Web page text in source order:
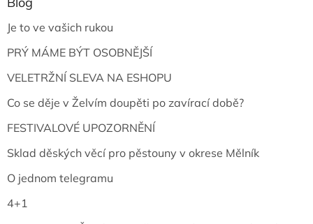
Je to ve vašich rukou
PRÝ MÁME BÝT OSOBNĚJŠÍ
VELETRŽNÍ SLEVA NA ESHOPU
Co se děje v Želvím doupěti po zavírací době?
FESTIVALOVÉ UPOZORNĚNÍ
Sklad děských věcí pro pěstouny v okrese Mělník
O jednom telegramu
4+1